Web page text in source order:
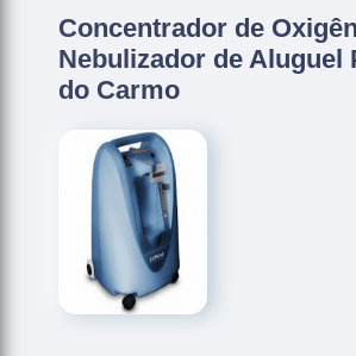
Concentrador de
Nebulizador de Aluguel
do Carmo